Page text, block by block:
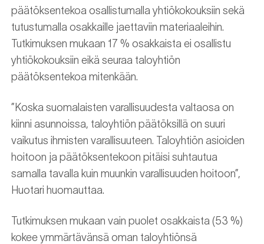
päätöksentekoa osallistumalla yhtiökokouksiin sekä
tutustumalla osakkaille jaettaviin materiaaleihin.
Tutkimuksen mukaan 17 % osakkaista ei osallistu
yhtiökokouksiin eikä seuraa taloyhtiön
päätöksentekoa mitenkään.
”Koska suomalaisten varallisuudesta valtaosa on
kiinni asunnoissa, taloyhtiön päätöksillä on suuri
vaikutus ihmisten varallisuuteen. Taloyhtiön asioiden
hoitoon ja päätöksentekoon pitäisi suhtautua
samalla tavalla kuin muunkin varallisuuden hoitoon”,
Huotari huomauttaa.
Tutkimuksen mukaan vain puolet osakkaista (53 %)
kokee ymmärtävänsä oman taloyhtiönsä